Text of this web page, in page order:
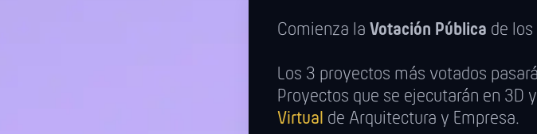
Comienza la Votación Pública de los
Los 3 proyectos más votados
Proyectos que se ejecutarán en 3D
Virtual de Arquitectura y Empresa.